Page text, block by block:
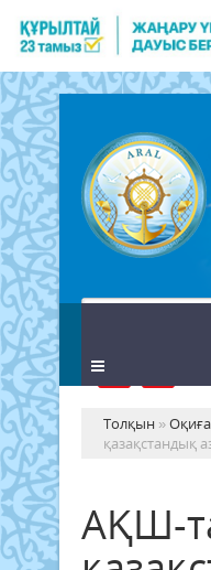
Толқын »
қазақстандық
АҚШ-